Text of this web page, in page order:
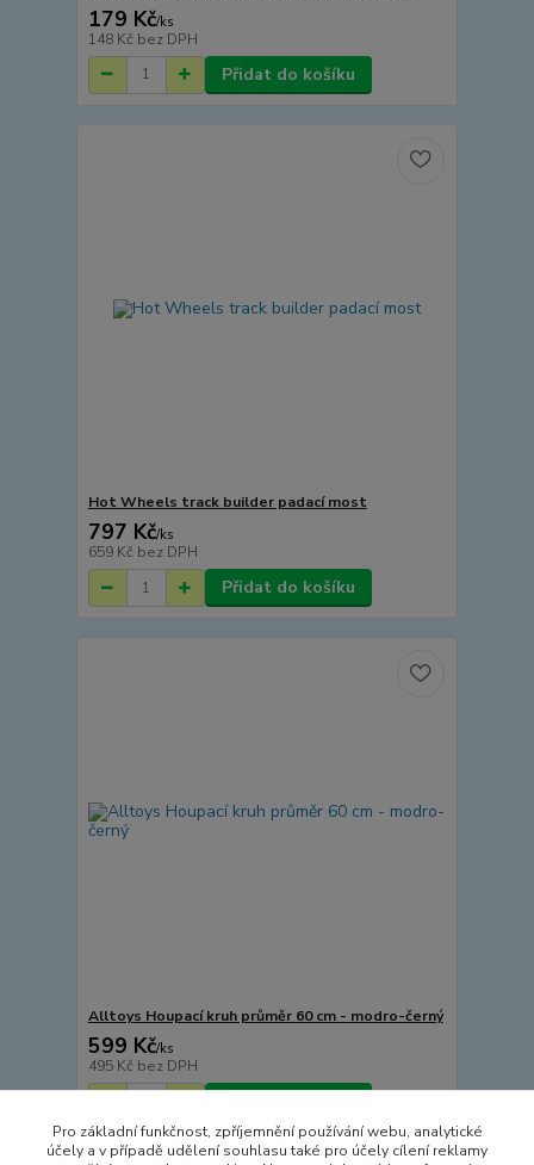
179 Kč/ks
148 Kč bez DPH
Přidat do košíku
Hot Wheels track builder padací most
797 Kč/ks
659 Kč bez DPH
Přidat do košíku
Alltoys Houpací kruh průměr 60 cm - modro-černý
599 Kč/ks
495 Kč bez DPH
Pro základní funkčnost, zpříjemnění používání webu, analytické
účely a v případě udělení souhlasu také pro účely cílení reklamy